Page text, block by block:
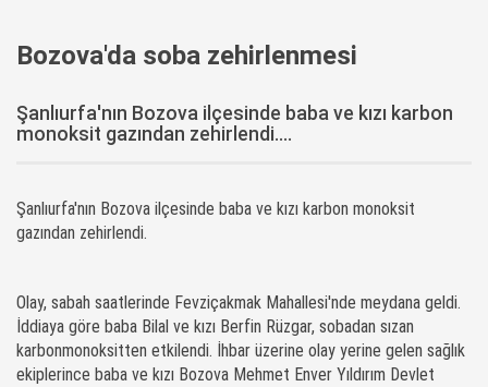
Bozova'da soba zehirlenmesi
Şanlıurfa'nın Bozova ilçesinde baba ve kızı karbon
monoksit gazından zehirlendi....
Şanlıurfa'nın Bozova ilçesinde baba ve kızı karbon monoksit
gazından zehirlendi.
Olay, sabah saatlerinde Fevziçakmak Mahallesi'nde meydana geldi.
İddiaya göre baba Bilal ve kızı Berfin Rüzgar, sobadan sızan
karbonmonoksitten etkilendi. İhbar üzerine olay yerine gelen sağlık
ekiplerince baba ve kızı Bozova Mehmet Enver Yıldırım Devlet